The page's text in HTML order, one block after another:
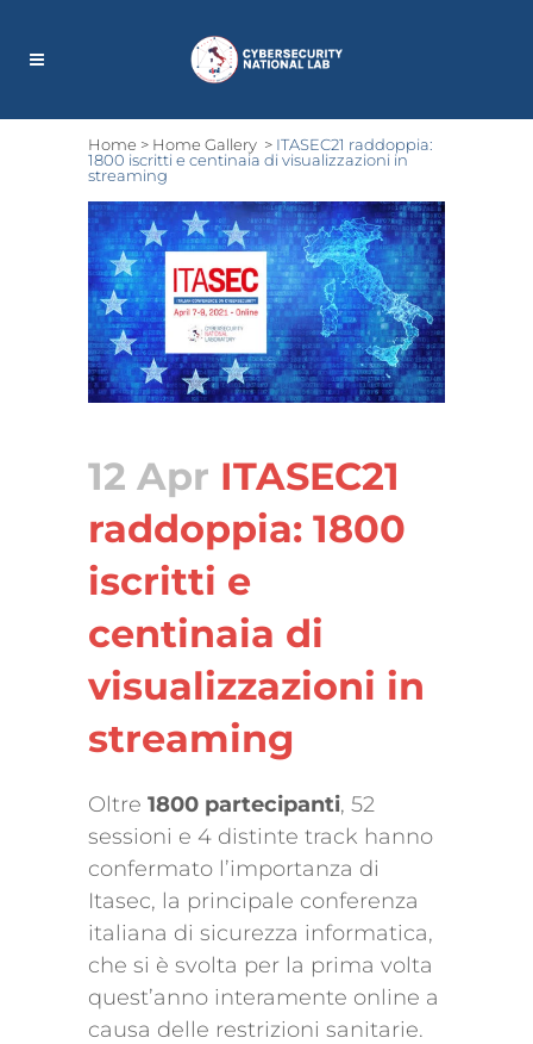
Home > Home Gallery > ITASEC21 raddoppia:
1800 iscritti e centinaia di visualizzazioni in
streaming
12 Apr ITASEC21
raddoppia: 1800
iscritti e
centinaia di
visualizzazioni in
streaming
Oltre 1800 partecipanti, 52
sessioni e 4 distinte track hanno
confermato l’importanza di
Itasec, la principale conferenza
italiana di sicurezza informatica,
che si è svolta per la prima volta
quest’anno interamente online a
causa delle restrizioni sanitarie.